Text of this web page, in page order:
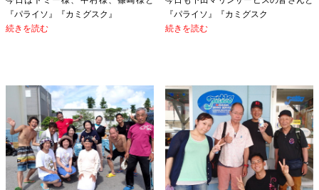
『パライソ』『カミグスク』
続きを読む
『パライソ』『カミグスク
続きを読む